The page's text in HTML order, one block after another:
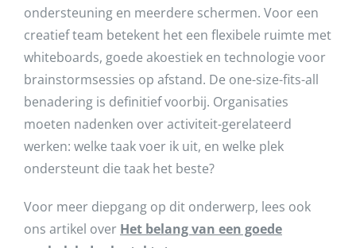
ondersteuning en meerdere schermen. Voor een
creatief team betekent het een flexibele ruimte met
whiteboards, goede akoestiek en technologie voor
brainstormsessies op afstand. De one-size-fits-all
benadering is definitief voorbij. Organisaties
moeten nadenken over activiteit-gerelateerd
werken: welke taak voer ik uit, en welke plek
ondersteunt die taak het beste?
Voor meer diepgang op dit onderwerp, lees ook
ons artikel over Het belang van een goede